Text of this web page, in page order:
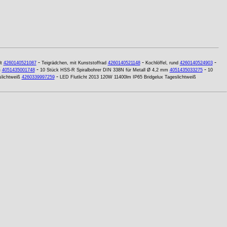
4260140521087- Teigrädchen, mit Kunststoffrad 4260140521148- Kochlöffel, rund 4260140524903-
4051435001748- 10 Stück HSS-R Spiralbohrer DIN 338N für Metall Ø 4,2 mm 4051435033275- 10
4260339997259- LED Flutlicht 2013 120W 11400lm IP65 Bridgelux Tageslichtweiß